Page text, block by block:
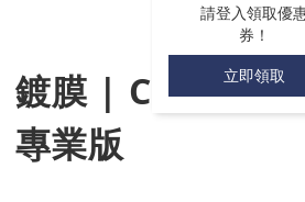
請登入領取優
券！
立即領取
鍍膜 | CC PRO
專業版